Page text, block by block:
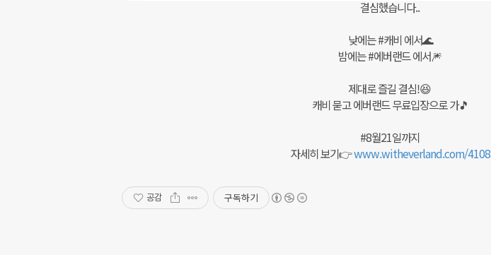
결심했습니다..
낮에는 #캐비 에서🌊
밤에는 #에버랜드 에서🎆
제대로 즐길 결심!😆
캐비 묻고 에버랜드 무료입장으로 가🎵
#8월21일까지
자세히 보기👉www.witheverland.com/4108
공감 구독하기